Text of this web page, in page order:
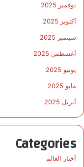
نوفمبر 2025
أكتوبر 2025
سبتمبر 2025
أغسطس 2025
يونيو 2025
مايو 2025
أبريل 2025
Categories
أخبار العالم